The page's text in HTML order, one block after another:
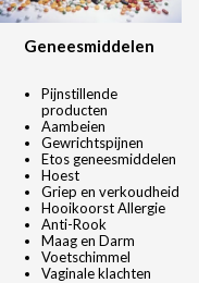
Geneesmiddelen
Pijnstillende
producten
Aambeien
Gewrichtspijnen
Etos geneesmiddelen
Hoest
Griep en verkoudheid
Hooikoorst Allergie
Anti-Rook
Maag en Darm
Voetschimmel
Vaginale klachten